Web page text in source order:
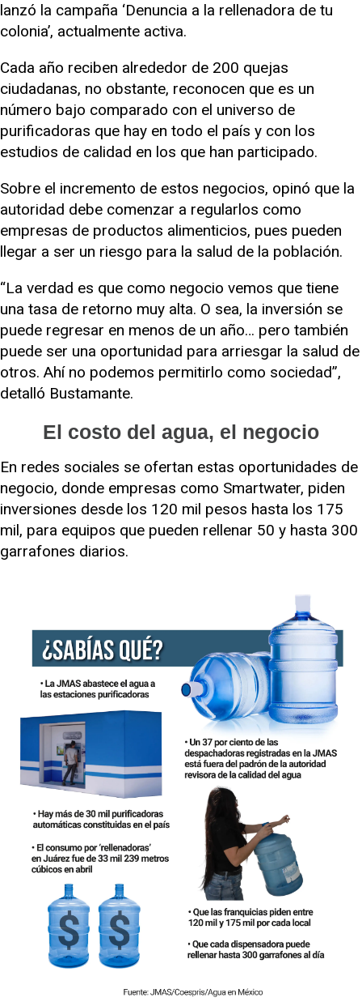
lanzó la campaña ‘Denuncia a la rellenadora de tu
colonia’, actualmente activa.
Cada año reciben alrededor de 200 quejas
ciudadanas, no obstante, reconocen que es un
número bajo comparado con el universo de
purificadoras que hay en todo el país y con los
estudios de calidad en los que han participado.
Sobre el incremento de estos negocios, opinó que la
autoridad debe comenzar a regularlos como
empresas de productos alimenticios, pues pueden
llegar a ser un riesgo para la salud de la población.
“La verdad es que como negocio vemos que tiene
una tasa de retorno muy alta. O sea, la inversión se
puede regresar en menos de un año… pero también
puede ser una oportunidad para arriesgar la salud de
otros. Ahí no podemos permitirlo como sociedad”,
detalló Bustamante.
El costo del agua, el negocio
En redes sociales se ofertan estas oportunidades de
negocio, donde empresas como Smartwater, piden
inversiones desde los 120 mil pesos hasta los 175
mil, para equipos que pueden rellenar 50 y hasta 300
garrafones diarios.